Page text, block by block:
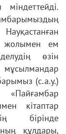
жолымен ем
өзін
мұсылмандар
(с.а.у.)
кітаптар
бірінде
құлдары,